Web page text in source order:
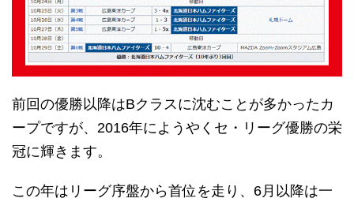
前回の優勝以降はBクラスに沈むことが多かったカ
ープですが、2016年にようやくセ・リーグ優勝の栄
冠に輝きます。
この年はリーグ序盤から首位を走り、6月以降は一